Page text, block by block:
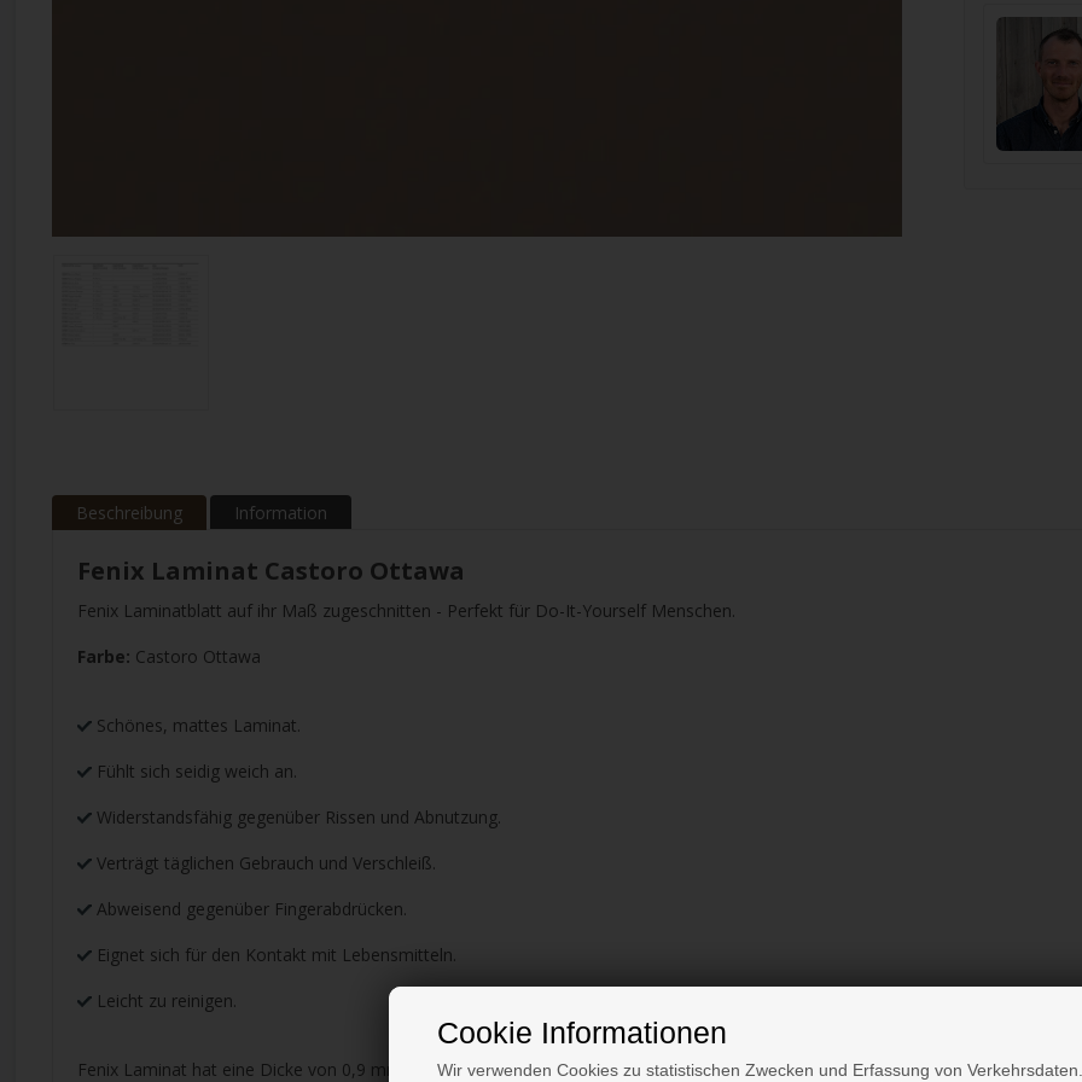
Cookie Informationen
Wir verwenden Cookies zu statistischen Zwecken und Erfassung von
Beschreibung Information
Fenix Laminat Castoro Ottawa
Fenix Laminatblatt auf ihr Maß zugeschnitten - Perfekt für Do-It-Yourself Menschen.
Farbe: Castoro Ottawa
Schönes, mattes Laminat.
Fühlt sich seidig weich an.
Widerstandsfähig gegenüber Rissen und Abnutzung.
Verträgt täglichen Gebrauch und Verschleiß.
Abweisend gegenüber Fingerabdrücken.
Eignet sich für den Kontakt mit Lebensmitteln.
Leicht zu reinigen.
Fenix Laminat hat eine Dicke von 0,9 mm und ist dafür geeignet um es z.B. auf Tischoberflächen und Arbeitsflächen aus Holz zu